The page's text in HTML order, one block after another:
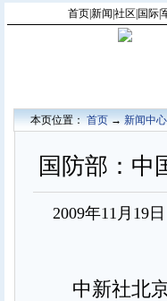
首页|新闻 社区 国际|
本页位置：首页→新闻中心
国防部：中
2009年11月19
中新社北京